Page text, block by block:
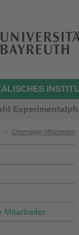
> Ehemalige Mitarbeiter
Mitarbeiter